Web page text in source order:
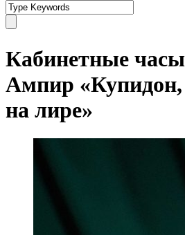
Кабинетные
Ампир
на лире»